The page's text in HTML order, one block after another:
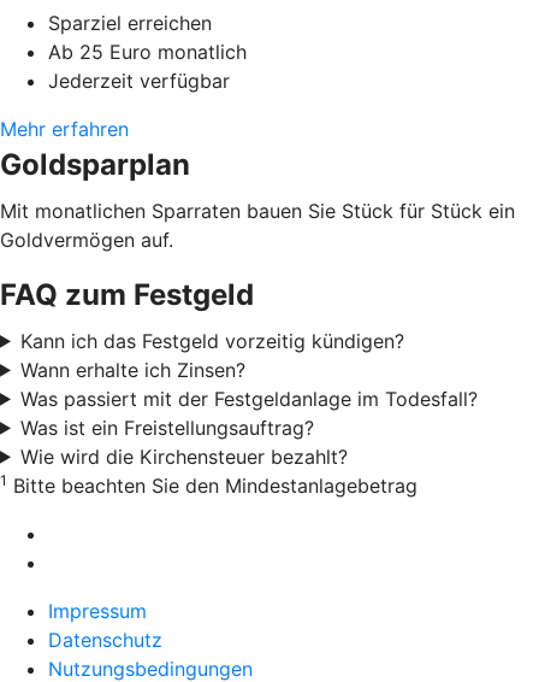
Sparziel erreichen
Ab 25 Euro monatlich
Jederzeit verfügbar
Mehr erfahren
Goldsparplan
Mit monatlichen Sparraten bauen Sie Stück für Stück ein
Goldvermögen auf.
FAQ zum Festgeld
Kann ich das Festgeld vorzeitig kündigen?
Wann erhalte ich Zinsen?
Was passiert mit der Festgeldanlage im Todesfall?
Was ist ein Freistellungsauftrag?
Wie wird die Kirchensteuer bezahlt?
1 Bitte beachten Sie den Mindestanlagebetrag
Impressum
Datenschutz
Nutzungsbedingungen